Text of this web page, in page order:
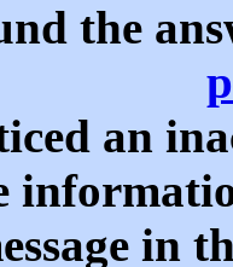
the
an
in